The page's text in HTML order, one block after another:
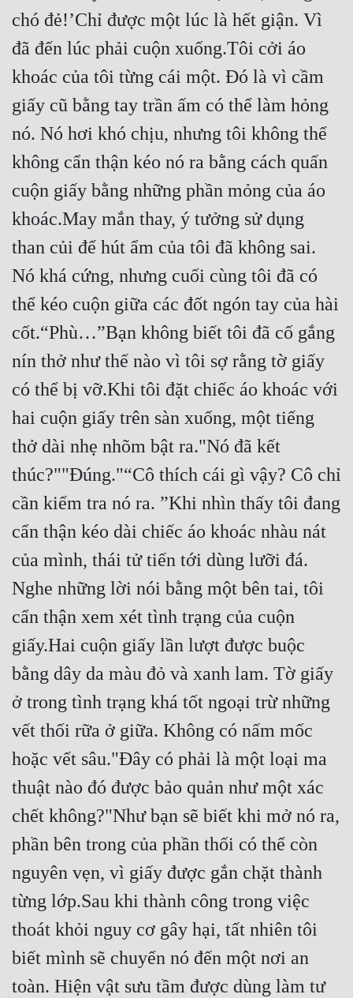
chó đẻ!’Chỉ được một lúc là hết giận. Vì
đã đến lúc phải cuộn xuống.Tôi cởi áo
khoác của tôi từng cái một. Đó là vì cầm
giấy cũ bằng tay trần ấm có thể làm hỏng
nó. Nó hơi khó chịu, nhưng tôi không thể
không cẩn thận kéo nó ra bằng cách quấn
cuộn giấy bằng những phần mỏng của áo
khoác.May mắn thay, ý tưởng sử dụng
than củi để hút ẩm của tôi đã không sai.
Nó khá cứng, nhưng cuối cùng tôi đã có
thể kéo cuộn giữa các đốt ngón tay của hài
cốt.“Phù…”Bạn không biết tôi đã cố gắng
nín thở như thế nào vì tôi sợ rằng tờ giấy
có thể bị vỡ.Khi tôi đặt chiếc áo khoác với
hai cuộn giấy trên sàn xuống, một tiếng
thở dài nhẹ nhõm bật ra."Nó đã kết
thúc?""Đúng."“Cô thích cái gì vậy? Cô chỉ
cần kiểm tra nó ra. ”Khi nhìn thấy tôi đang
cẩn thận kéo dài chiếc áo khoác nhàu nát
của mình, thái tử tiến tới dùng lưỡi đá.
Nghe những lời nói bằng một bên tai, tôi
cẩn thận xem xét tình trạng của cuộn
giấy.Hai cuộn giấy lần lượt được buộc
bằng dây da màu đỏ và xanh lam. Tờ giấy
ở trong tình trạng khá tốt ngoại trừ những
vết thối rữa ở giữa. Không có nấm mốc
hoặc vết sâu."Đây có phải là một loại ma
thuật nào đó được bảo quản như một xác
chết không?"Như bạn sẽ biết khi mở nó ra,
phần bên trong của phần thối có thể còn
nguyên vẹn, vì giấy được gắn chặt thành
từng lớp.Sau khi thành công trong việc
thoát khỏi nguy cơ gây hại, tất nhiên tôi
biết mình sẽ chuyển nó đến một nơi an
toàn. Hiện vật sưu tầm được dùng làm tư